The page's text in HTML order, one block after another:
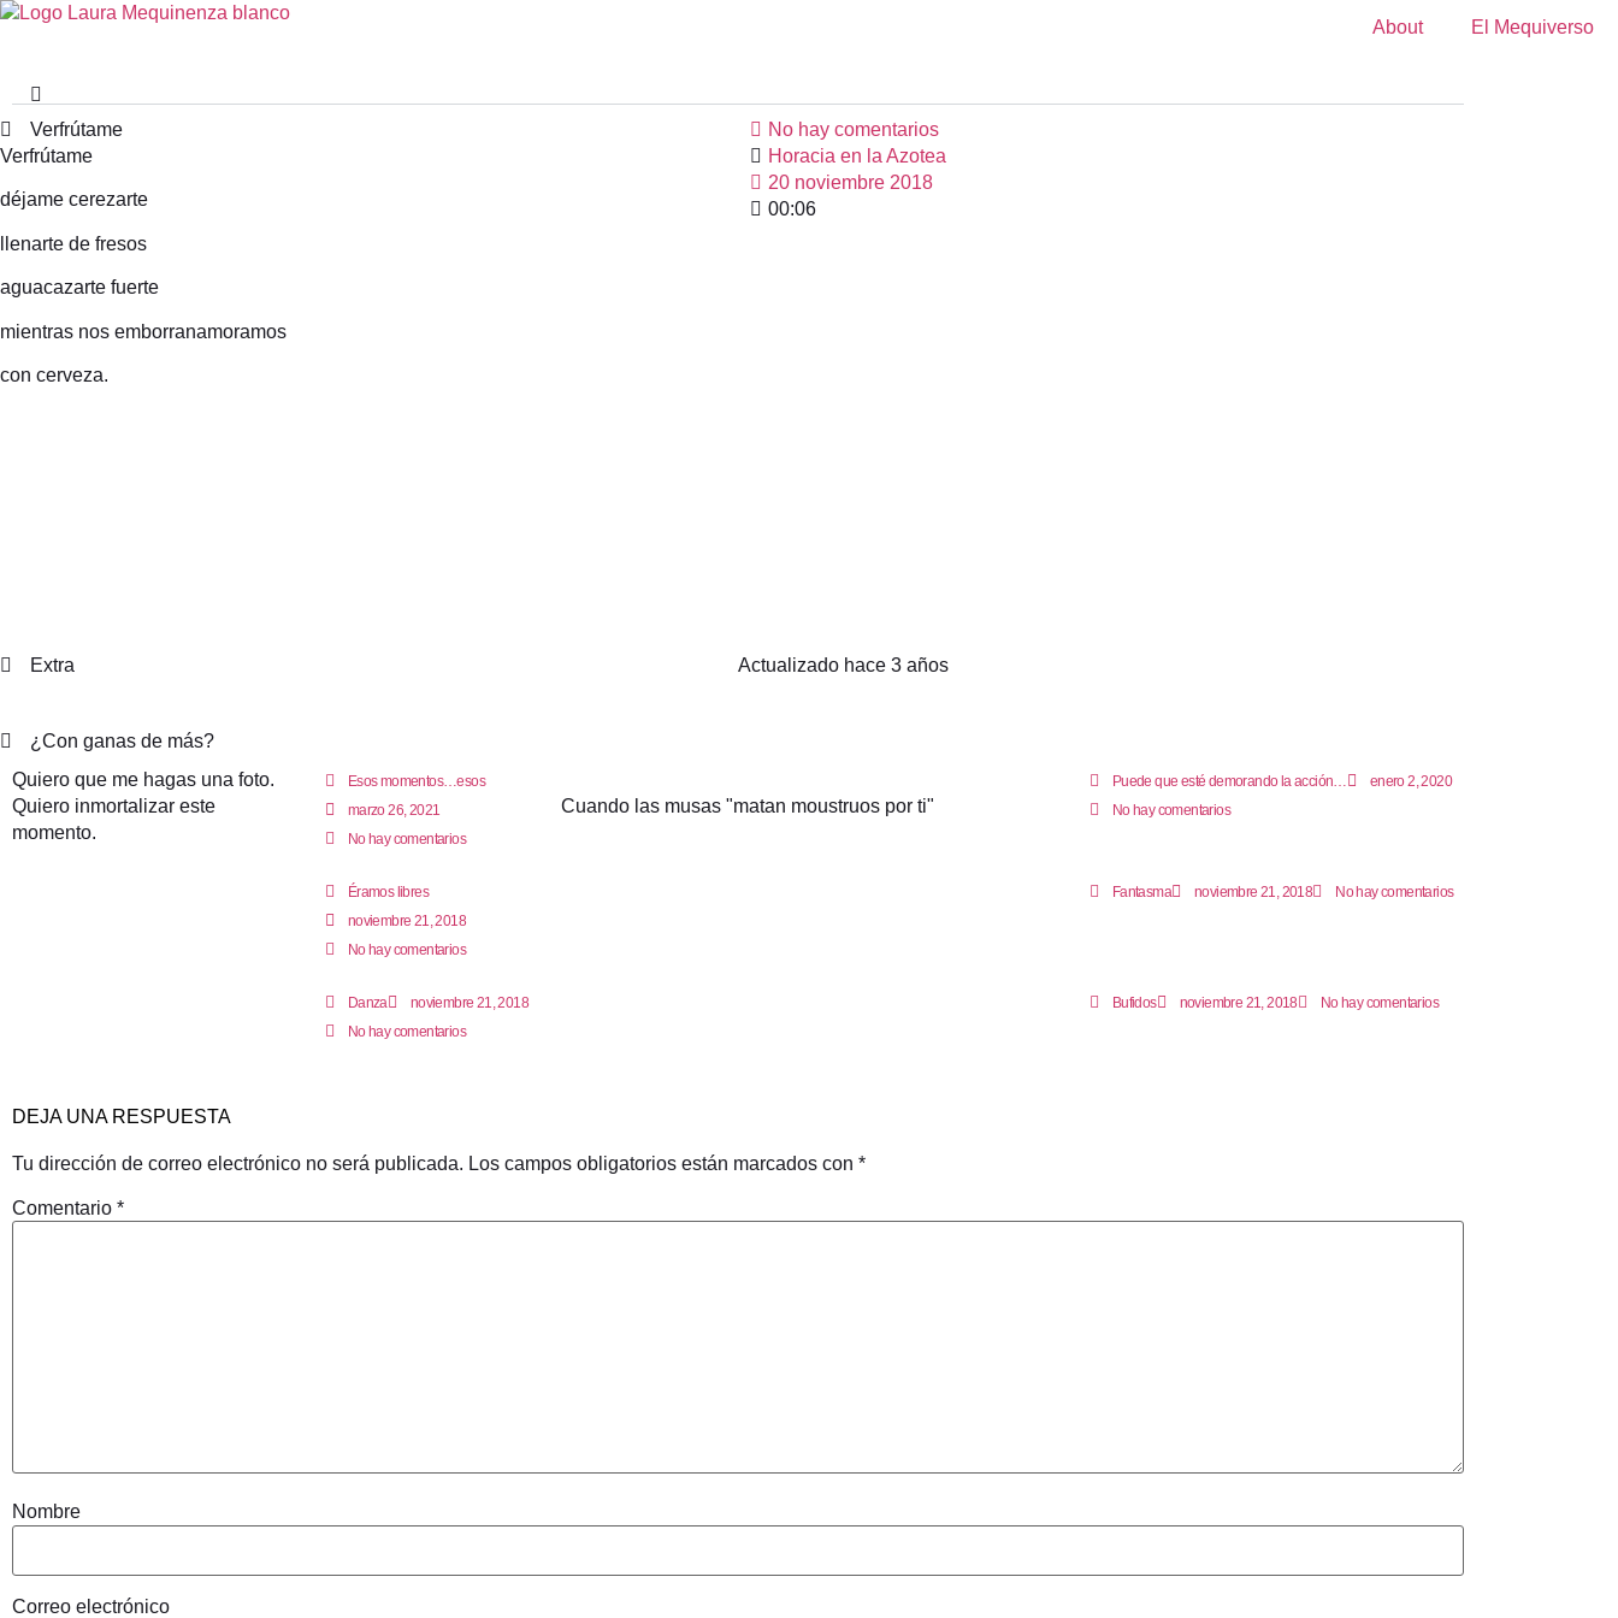
About El Mequiverso
Verfrútame
Verfrútame
déjame cerezarte
llenarte de fresos
aguacazarte fuerte
mientras nos emborranamoramos
con cerveza.
No hay comentarios
Horacia en la Azotea
20 noviembre 2018
00:06
Extra Actualizado hace 3 años
¿Con ganas de más?
Quiero que me hagas una foto.
Quiero inmortalizar este
momento.
Esos momentos…esos
marzo 26, 2021
No hay comentarios
Cuando las musas "matan moustruos por ti"
Puede que esté demorando la acción…
enero 2, 2020
No hay comentarios
Éramos libres
noviembre 21, 2018
No hay comentarios
Fantasma noviembre 21, 2018 No hay comentarios
Danza
noviembre 21, 2018
No hay comentarios
Bufidos noviembre 21, 2018 No hay comentarios
DEJA UNA RESPUESTA
Tu dirección de correo electrónico no será publicada. Los campos obligatorios están marcados con *
Comentario *
Nombre
Correo electrónico